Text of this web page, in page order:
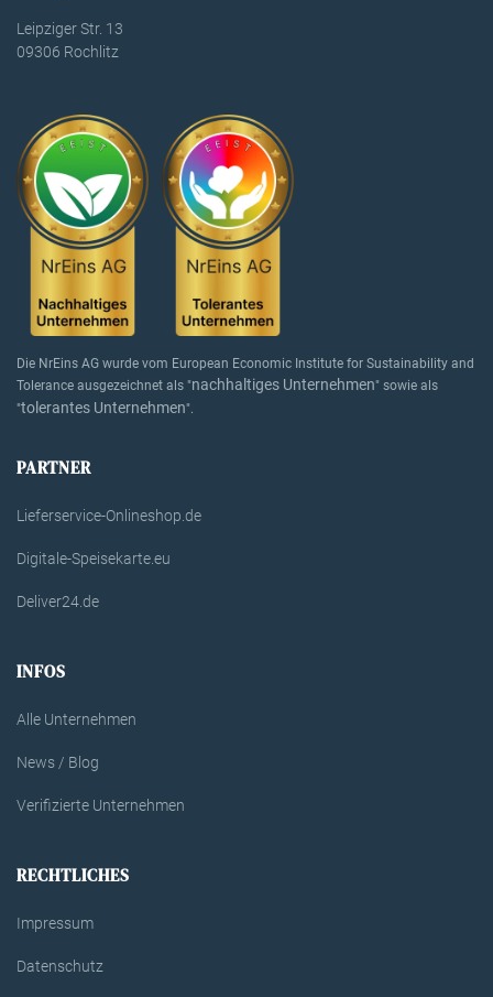
Leipziger Str. 13
09306 Rochlitz
Die NrEins AG wurde vom European Economic Institute for Sustainability and
Tolerance ausgezeichnet als "nachhaltiges Unternehmen" sowie als
"tolerantes Unternehmen".
PARTNER
Lieferservice-Onlineshop.de
Digitale-Speisekarte.eu
Deliver24.de
INFOS
Alle Unternehmen
News / Blog
Verifizierte Unternehmen
RECHTLICHES
Impressum
Datenschutz